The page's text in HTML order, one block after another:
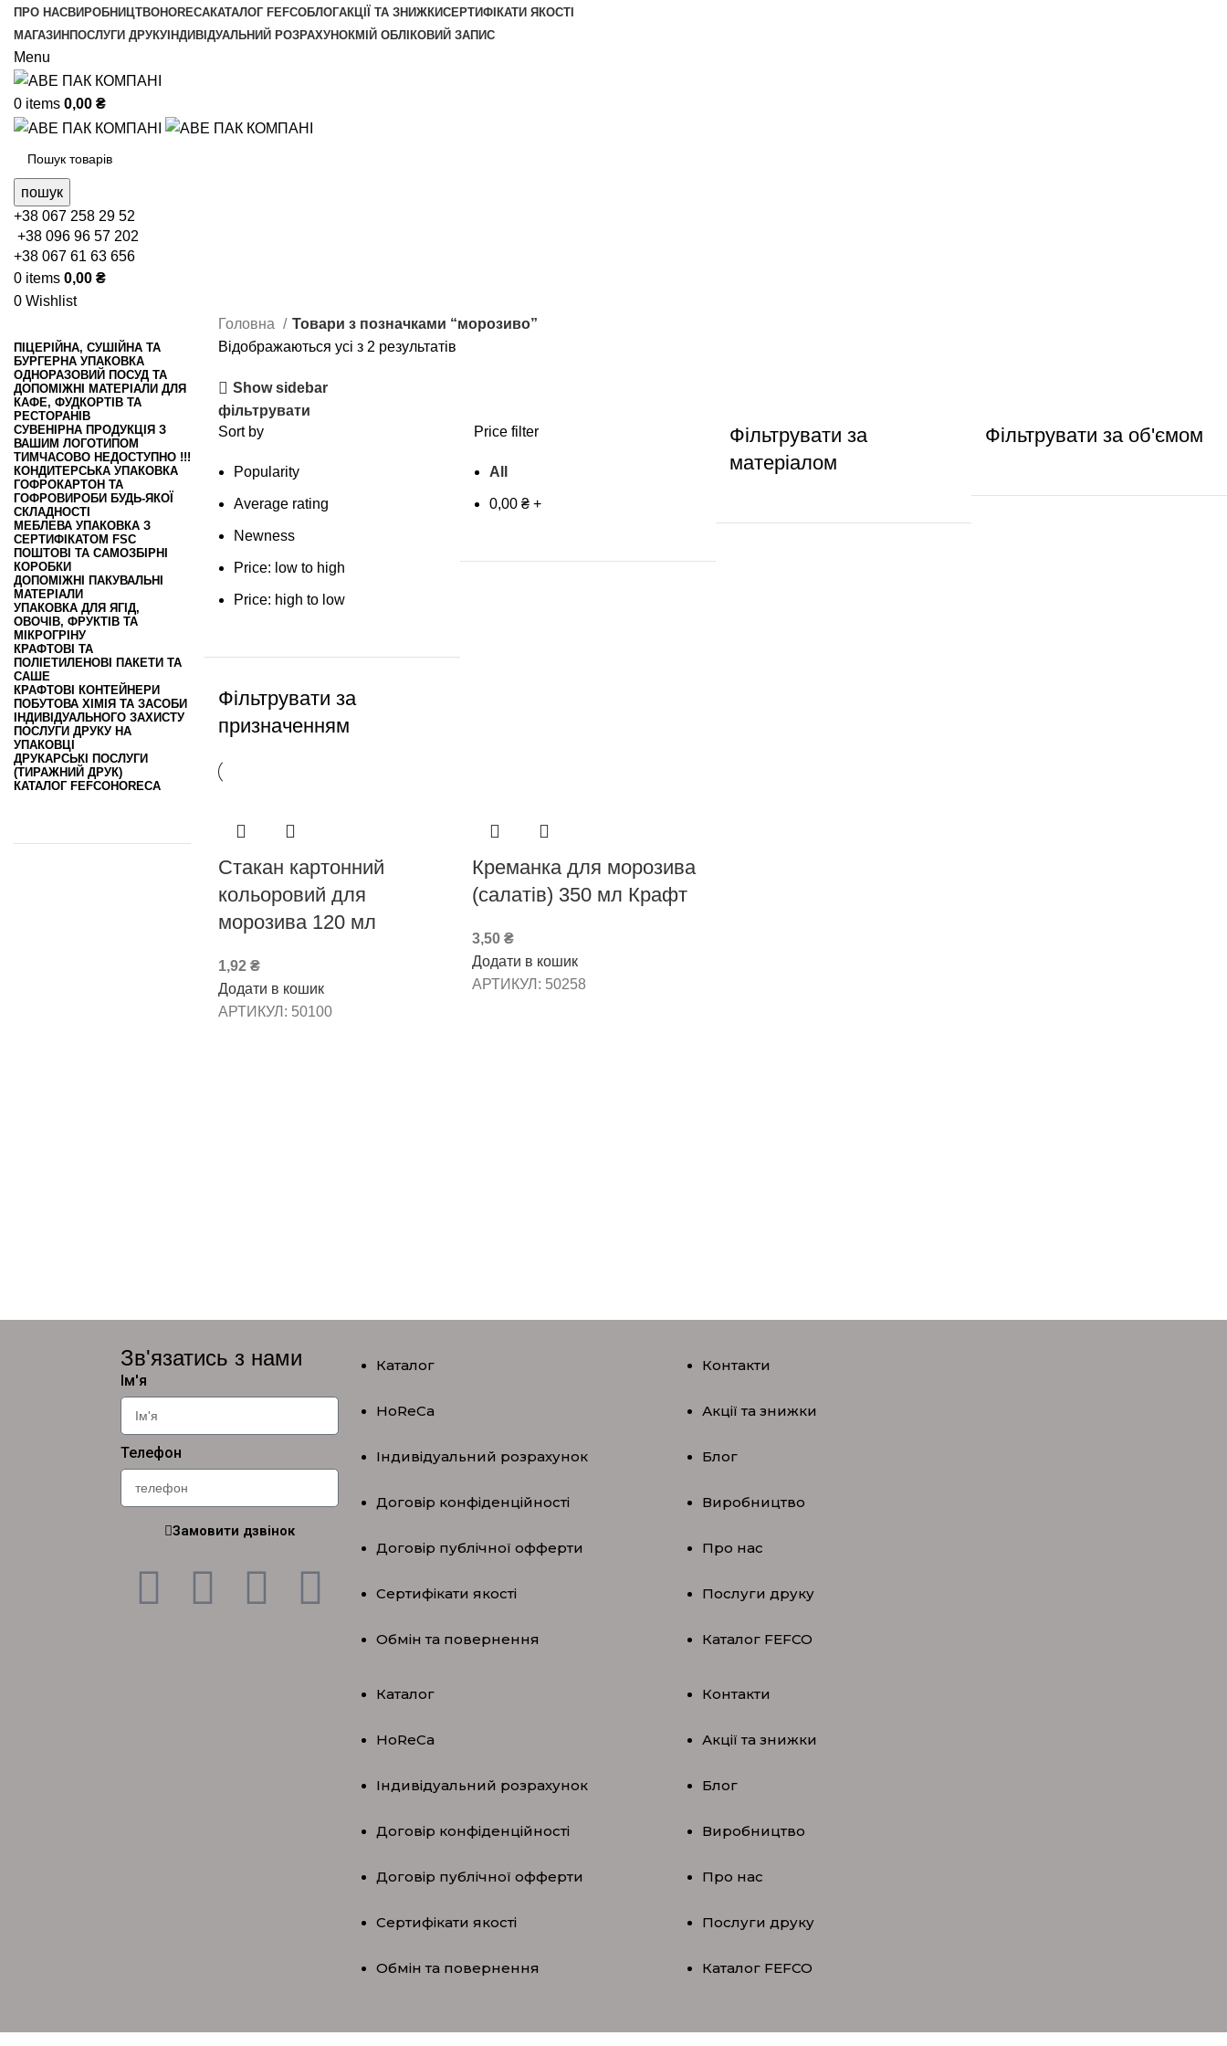
ПРО НАСВИРОБНИЦТВОHORECAКАТАЛОГ FEFCOБЛОГАКЦІЇ ТА ЗНИЖКИСЕРТИФІКАТИ ЯКОСТІ
МАГАЗИН ПОСЛУГИ ДРУКУ ІНДИВІДУАЛЬНИЙ РОЗРАХУНОКМІЙ ОБЛІКОВИЙ ЗАПИС
Menu
0 items 0,00 ₴
пошук
+38 067 258 29 52
+38 096 96 57 202
+38 067 61 63 656
0 items 0,00 ₴
0 Wishlist
ПІЦЕРІЙНА, СУШІЙНА ТА
БУРГЕРНА УПАКОВКА
ОДНОРАЗОВИЙ ПОСУД ТА
ДОПОМІЖНІ МАТЕРІАЛИ ДЛЯ
КАФЕ, ФУДКОРТІВ ТА
РЕСТОРАНІВ
СУВЕНІРНА ПРОДУКЦІЯ З
ВАШИМ ЛОГОТИПОМ
ТИМЧАСОВО НЕДОСТУПНО !!!
КОНДИТЕРСЬКА УПАКОВКА
ГОФРОКАРТОН ТА
ГОФРОВИРОБИ БУДЬ-ЯКОЇ
СКЛАДНОСТІ
МЕБЛЕВА УПАКОВКА З
СЕРТИФІКАТОМ FSC
ПОШТОВІ ТА САМОЗБІРНІ
КОРОБКИ
ДОПОМІЖНІ ПАКУВАЛЬНІ
МАТЕРІАЛИ
УПАКОВКА ДЛЯ ЯГІД,
ОВОЧІВ, ФРУКТІВ ТА
МІКРОГРІНУ
КРАФТОВІ ТА
ПОЛІЕТИЛЕНОВІ ПАКЕТИ ТА
САШЕ
КРАФТОВІ КОНТЕЙНЕРИ
ПОБУТОВА ХІМІЯ ТА ЗАСОБИ
ІНДИВІДУАЛЬНОГО ЗАХИСТУ
ПОСЛУГИ ДРУКУ НА
УПАКОВЦІ
ДРУКАРСЬКІ ПОСЛУГИ
(ТИРАЖНИЙ ДРУК)
КАТАЛОГ FEFCOHORECA
Головна
Товари з позначками “морозиво”
Відображаються усі з 2 результатів
Show sidebar
фільтрувати
Sort by
Popularity
Average rating
Newness
Price: low to high
Price: high to low
Price filter
All
0,00 ₴ +
Фільтрувати за
матеріалом
Фільтрувати за об'ємом
Фільтрувати за
призначенням
Стакан картонний
кольоровий для
морозива 120 мл
1,92 ₴
Додати в кошик
АРТИКУЛ: 50100
Креманка для морозива
(салатів) 350 мл Крафт
3,50 ₴
Додати в кошик
АРТИКУЛ: 50258
Зв'язатись з нами
Ім'я
Телефон
Замовити дзвінок
Каталог
HoReCa
Індивідуальний розрахунок
Договір конфіденційності
Договір публічної офферти
Сертифікати якості
Обмін та повернення
Каталог
HoReCa
Індивідуальний розрахунок
Договір конфіденційності
Договір публічної офферти
Сертифікати якості
Обмін та повернення
Контакти
Акції та знижки
Блог
Виробництво
Про нас
Послуги друку
Каталог FEFCO
Контакти
Акції та знижки
Блог
Виробництво
Про нас
Послуги друку
Каталог FEFCO